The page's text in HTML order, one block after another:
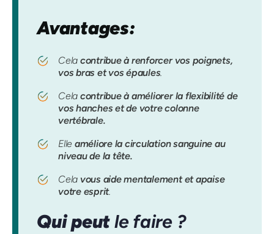
Avantages:
Cela contribue à renforcer vos poignets,
vos bras et vos épaules.
Cela contribue à améliorer la flexibilité de
vos hanches et de votre colonne
vertébrale.
Elle améliore la circulation sanguine au
niveau de la tête.
Cela vous aide mentalement et apaise
votre esprit.
Qui peut le faire ?